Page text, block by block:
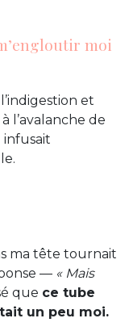
moi
et
l’avalanche de
ma tête tournait
— « Mais
que ce tube
un peu moi.